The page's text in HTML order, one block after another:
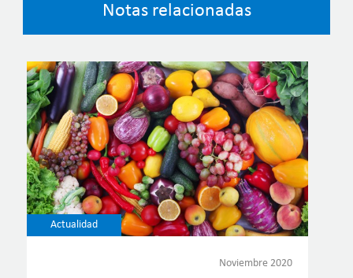
Notas relacionadas
Actualidad
Noviembre 2020